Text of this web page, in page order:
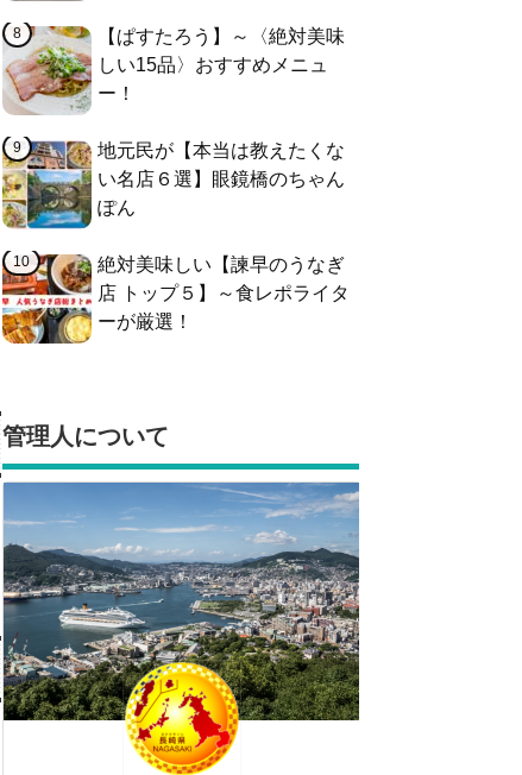
【ぱすたろう】～〈絶対美味
しい15品〉おすすめメニュ
ー！
地元民が【本当は教えたくな
い名店６選】眼鏡橋のちゃん
ぽん
絶対美味しい【諫早のうなぎ
店 トップ５】～食レポライタ
ーが厳選！
管理人について